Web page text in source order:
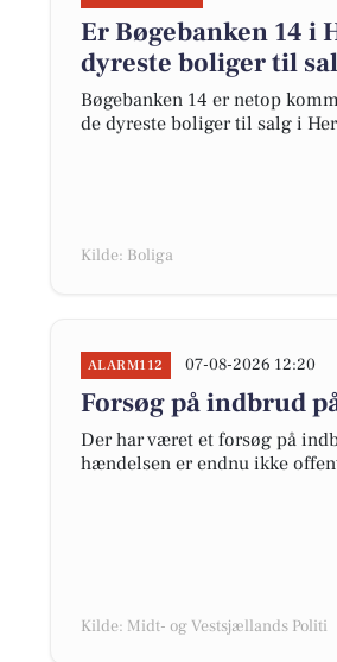
Er Bøgebanken 14 i
dyreste boliger til
Bøgebanken 14 er netop
de dyreste boliger til salg i
Kilde: Boliga
ALARM112 07-08-2026 12:20
Forsøg på indbrud
Der har været et forsøg på
hændelsen er endnu ikke
Kilde: Midt- og Vestsjællands Politi